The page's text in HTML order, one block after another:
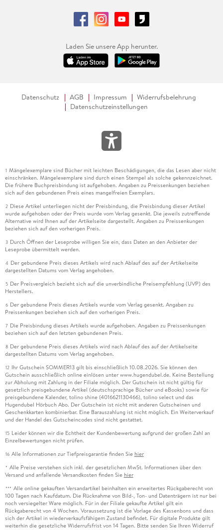
Laden Sie unsere App herunter.
Datenschutz AGB Impressum
Widerrufsbelehrung
Datenschutzeinstellungen
1 Mängelexemplare sind Bücher mit leichten Beschädigungen, die das Lesen aber nicht
einschränken. Mängelexemplare sind durch einen Stempel als solche gekennzeichnet.
Die frühere Buchpreisbindung ist aufgehoben. Angaben zu Preissenkungen beziehen
sich auf den gebundenen Preis eines mangelfreien Exemplars.
2 Diese Artikel unterliegen nicht der Preisbindung, die Preisbindung dieser Artikel
wurde aufgehoben oder der Preis wurde vom Verlag gesenkt. Die jeweils zutreffende
Alternative wird Ihnen auf der Artikelseite dargestellt. Angaben zu Preissenkungen
beziehen sich auf den vorherigen Preis.
3 Durch Öffnen der Leseprobe willigen Sie ein, dass Daten an den Anbieter der
Leseprobe übermittelt werden.
4 Der gebundene Preis dieses Artikels wird nach Ablauf des auf der Artikelseite
dargestellten Datums vom Verlag angehoben.
5 Der Preisvergleich bezieht sich auf die unverbindliche Preisempfehlung (UVP) des
Herstellers.
6 Der gebundene Preis dieses Artikels wurde vom Verlag gesenkt. Angaben zu
Preissenkungen beziehen sich auf den vorherigen Preis.
7 Die Preisbindung dieses Artikels wurde aufgehoben. Angaben zu Preissenkungen
beziehen sich auf den letzten gebundenen Preis.
8 Der gebundene Preis dieses Artikels wird nach Ablauf des auf der Artikelseite
dargestellten Datums vom Verlag angehoben.
12 Ihr Gutschein SOMMER13 gilt bis einschließlich 10.08.2026. Sie können den
Gutschein ausschließlich online einlösen unter www.hugendubel.de. Keine Bestellung
zur Abholung mit Zahlung in der Filiale möglich. Der Gutschein ist nicht gültig für
gesetzlich preisgebundene Artikel (deutschsprachige Bücher und eBooks) sowie für
preisgebundene Kalender, tolino shine (4016621130466), tolino select und das
Hugendubel Hörbuch Abo. Der Gutschein ist nicht mit anderen Gutscheinen und
Geschenkkarten kombinierbar. Eine Barauszahlung ist nicht möglich. Ein Weiterverkauf
und der Handel des Gutscheincodes sind nicht gestattet.
15 Leider können wir die Echtheit der Kundenbewertung aufgrund der großen Zahl an
Einzelbewertungen nicht prüfen.
16 Alle Informationen zur Tiefpreisgarantie finden Sie hier
* Alle Preise verstehen sich inkl. der gesetzlichen MwSt. Informationen über den
Versand und anfallende Versandkosten finden Sie hier
*** Alle online gekauften Versandartikel beinhalten ein erweitertes Rückgaberecht von
100 Tagen nach Kaufdatum. Die Rücknahme von Bild-, Ton- und Datenträgern ist nur bei
noch versiegelter Ware möglich. Für in der Filiale gekaufte Artikel gilt ein
Rückgaberecht von 4 Wochen. Voraussetzung ist die Vorlage des Kassenbons und dass
sich der Artikel in wiederverkaufsfähigem Zustand befindet. Für digitale Produkte gilt
weiterhin die gesetzliche Widerrufsfrist von 14 Tagen. Bitte senden Sie Ihren Widerruf